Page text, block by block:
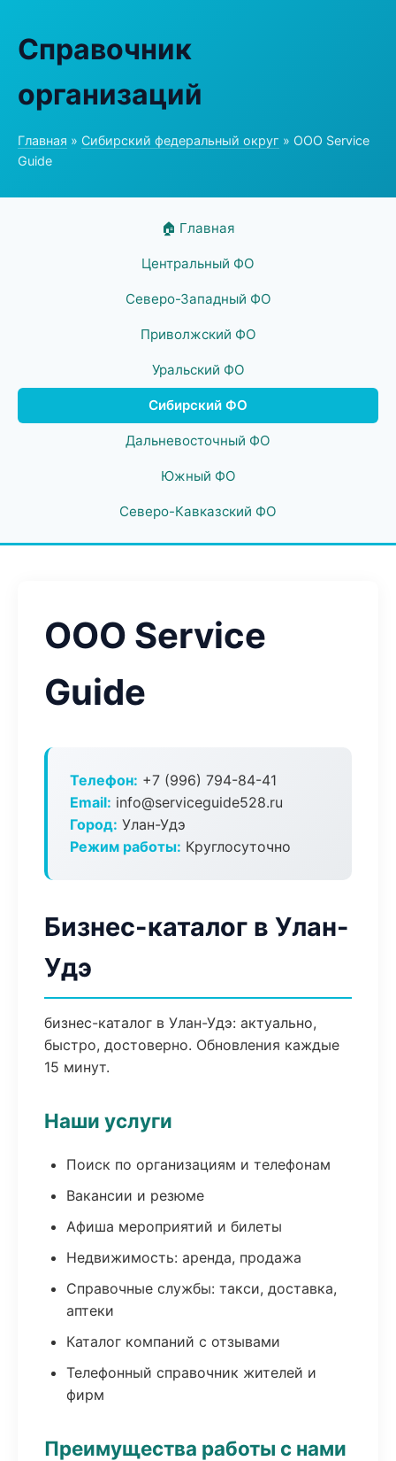
Справочник
организаций
Главная » Сибирский федеральный округ » ООО Service
Guide
🏠 Главная
Центральный ФО
Северо-Западный ФО
Приволжский ФО
Уральский ФО
Сибирский ФО
Дальневосточный ФО
Южный ФО
Северо-Кавказский ФО
ООО Service
Guide
Телефон: +7 (996) 794-84-41
Email: info@serviceguide528.ru
Город: Улан-Удэ
Режим работы: Круглосуточно
Бизнес-каталог в Улан-
Удэ
бизнес-каталог в Улан-Удэ: актуально,
быстро, достоверно. Обновления каждые
15 минут.
Наши услуги
Поиск по организациям и телефонам
Вакансии и резюме
Афиша мероприятий и билеты
Недвижимость: аренда, продажа
Справочные службы: такси, доставка,
аптеки
Каталог компаний с отзывами
Телефонный справочник жителей и
фирм
Преимущества работы с нами